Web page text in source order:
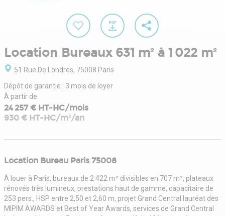
Location Bureaux 631 m² à 1 022 m²
51 Rue De Londres, 75008 Paris
Dépôt de garantie : 3 mois de loyer
À partir de
24 257 € HT-HC/mois
930 € HT-HC/m²/an
Location Bureau Paris 75008
À louer à Paris, bureaux de 2 422 m² divisibles en 707 m², plateaux
rénovés très lumineux, prestations haut de gamme, capacitaire de
253 pers., HSP entre 2,50 et 2,60 m, projet Grand Central lauréat des
MIPIM AWARDS et Best of Year Awards, services de Grand Central